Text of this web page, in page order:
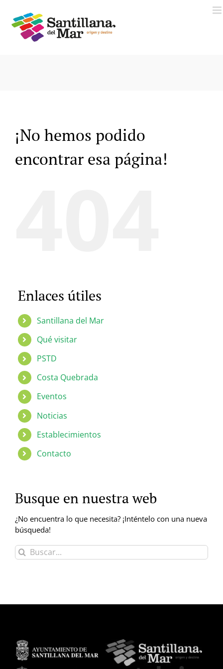
contenido
¡No hemos podido
encontrar esa página!
Enlaces útiles
Santillana del Mar
Qué visitar
PSTD
Costa Quebrada
Eventos
Noticias
Establecimientos
Contacto
Busque en nuestra web
¿No encuentra lo que necesita? ¡Inténtelo con una nueva
búsqueda!
Buscar: